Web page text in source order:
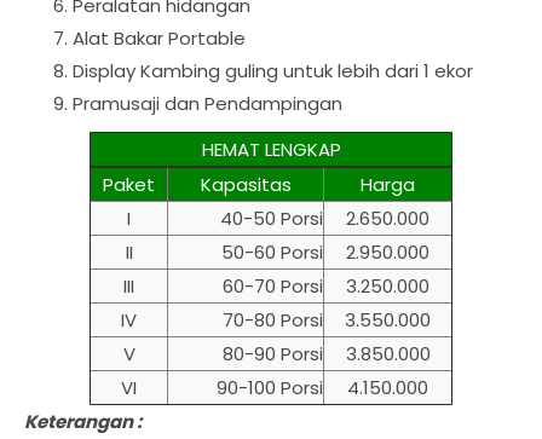
Alat Bakar Portable
Display Kambing guling untuk lebih dari 1 ekor
Pramusaji dan Pendampingan
HEMAT LENGKAP
Paket
Kapasitas
Harga
I
40-50 Porsi
2.650.000
II
50-60 Porsi
2.950.000
III
60-70 Porsi
3.250.000
IV
70-80 Porsi
3.550.000
V
80-90 Porsi
3.850.000
VI
90-100 Porsi
4.150.000
Keterangan :